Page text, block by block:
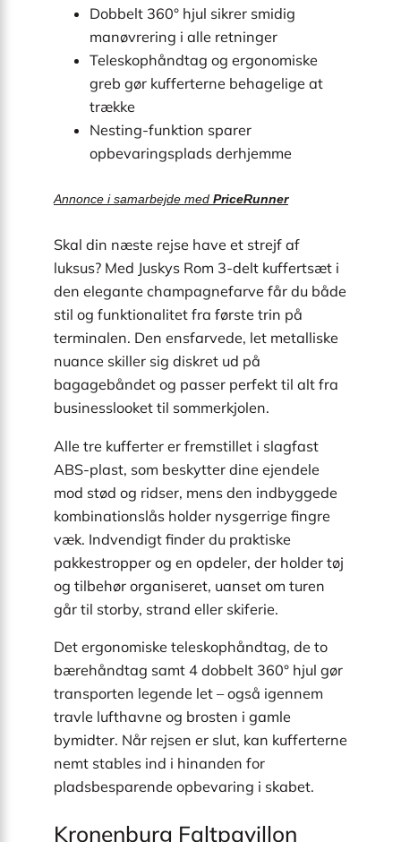
Dobbelt 360° hjul sikrer smidig
manøvrering i alle retninger
Teleskophåndtag og ergonomiske
greb gør kufferterne behagelige at
trække
Nesting-funktion sparer
opbevaringsplads derhjemme
Annonce i samarbejde med PriceRunner
Skal din næste rejse have et strejf af
luksus? Med Juskys Rom 3-delt kuffertsæt i
den elegante champagnefarve får du både
stil og funktionalitet fra første trin på
terminalen. Den ensfarvede, let metalliske
nuance skiller sig diskret ud på
bagagebåndet og passer perfekt til alt fra
businesslooket til sommerkjolen.
Alle tre kufferter er fremstillet i slagfast
ABS-plast, som beskytter dine ejendele
mod stød og ridser, mens den indbyggede
kombinationslås holder nysgerrige fingre
væk. Indvendigt finder du praktiske
pakkestropper og en opdeler, der holder tøj
og tilbehør organiseret, uanset om turen
går til storby, strand eller skiferie.
Det ergonomiske teleskophåndtag, de to
bærehåndtag samt 4 dobbelt 360° hjul gør
transporten legende let – også igennem
travle lufthavne og brosten i gamle
bymidter. Når rejsen er slut, kan kufferterne
nemt stables ind i hinanden for
pladsbesparende opbevaring i skabet.
Kronenburg Faltpavillon